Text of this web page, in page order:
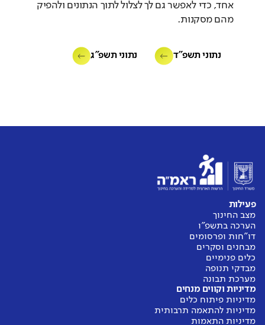
אחד, כדי לאפשר גם לך לצלול לתוך הנתונים ולהפיק
מהם מסקנות.
נתוני תשפ"ד נתוני תשפ"ג
פעילות
מצב החינוך
הערכה בתשפ"ו
דו"חות ופרסומים
מבחנים וסקרים
כלים פנימיים
מבדקי תנופה
מערכת תבונה
מדיניות וקווים מנחים
מדיניות פיתוח כלים
מדיניות להתאמה תרבותית
מדיניות התאמות